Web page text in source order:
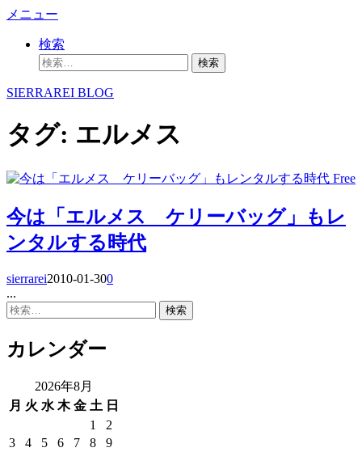
コ
へ
キ
ッ
メニュー
検索
検
SIERRAREI BLOG
タグ: エルメス
Free
今は「エルメス ケリーバッグ」もレ
ンタルする時代
sierrarei2010-01-300
...
検
カレンダー
2026年8月
月 火 水 木 金 土 日
1
2
3
4 5 6 7 8
9